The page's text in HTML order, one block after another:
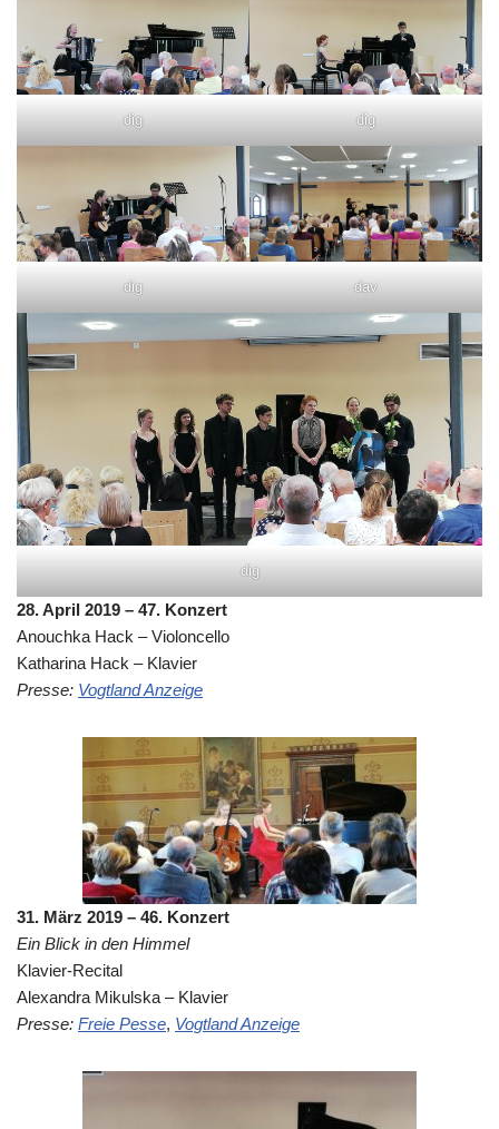
dig dig
dig dav
dig
28. April 2019 – 47. Konzert
Anouchka Hack – Violoncello
Katharina Hack – Klavier
Presse: Vogtland Anzeige
31. März 2019 – 46. Konzert
Ein Blick in den Himmel
Klavier-Recital
Alexandra Mikulska – Klavier
Presse: Freie Pesse, Vogtland Anzeige